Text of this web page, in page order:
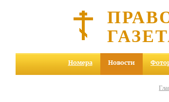
Номера Новости